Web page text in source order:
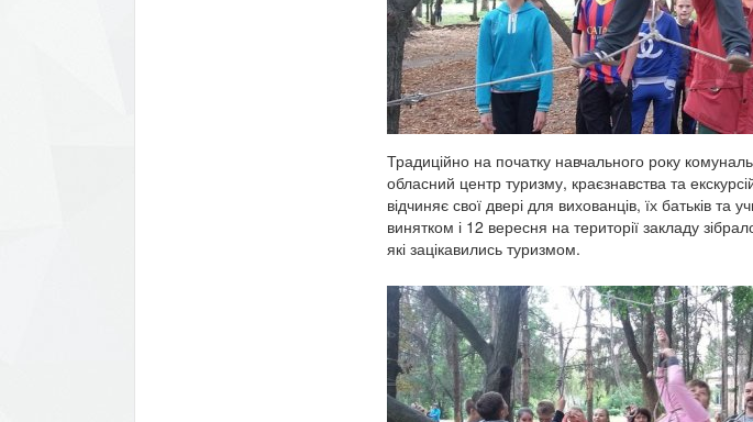
Традиційно на початку навчального року
обласний центр туризму, краєзнавства та
відчиняє свої двері для вихованців, їх батьків та
винятком і 12 вересня на території закладу
які зацікавились туризмом.